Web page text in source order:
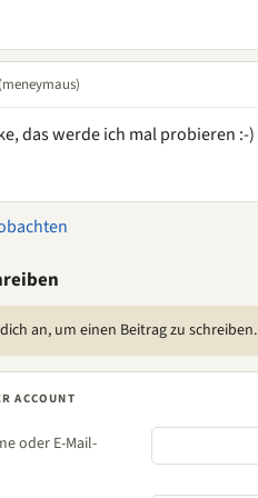
(meneymaus)
das werde ich mal probieren :-)
an, um einen Beitrag zu schreiben.
ACCOUNT
oder E-Mail-